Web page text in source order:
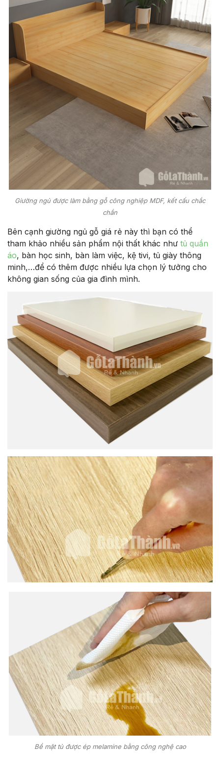
Giường ngủ được làm bằng gỗ công nghiệp MDF, kết cấu chắc
chắn
Bên cạnh giường ngủ gỗ giá rẻ này thì bạn có thể
tham khảo nhiều sản phẩm nội thất khác như tủ quần
áo, bàn học sinh, bàn làm việc, kệ tivi, tủ giày thông
minh,…để có thêm được nhiều lựa chọn lý tưởng cho
không gian sống của gia đình mình.
Bề mặt tủ được ép melamine bằng công nghệ cao